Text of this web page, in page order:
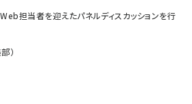
担当者を迎えたパネルディスカッションを行
）